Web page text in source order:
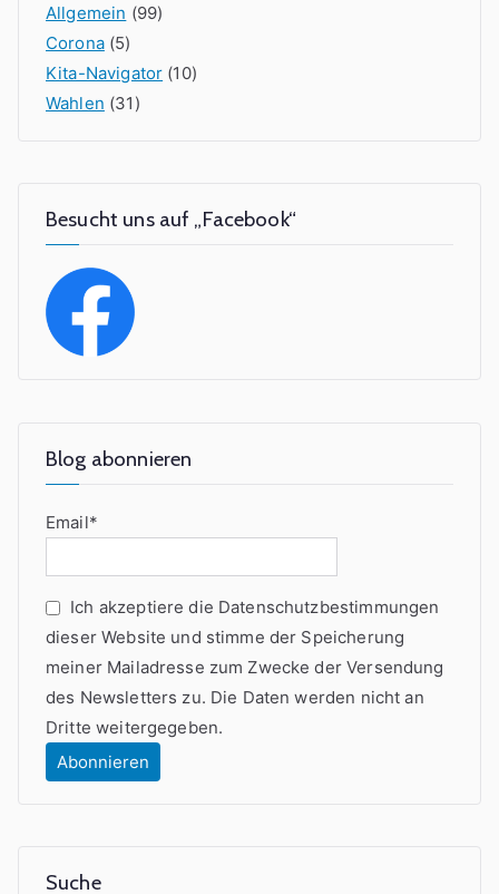
Allgemein (99)
Corona(5)
Kita-Navigator (10)
Wahlen (31)
Besucht uns auf „Facebook“
Blog abonnieren
Email*
Ich akzeptiere die Datenschutzbestimmungen
dieser Website und stimme der Speicherung
meiner Mailadresse zum Zwecke der Versendung
des Newsletters zu. Die Daten werden nicht an
Dritte weitergegeben.
Suche